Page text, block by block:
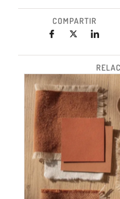
COMPARTIR